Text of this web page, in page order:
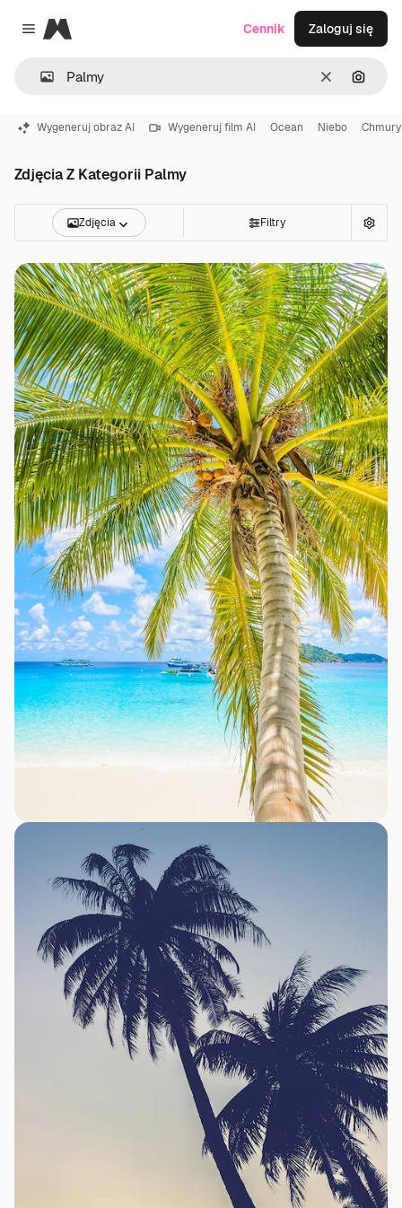
Close menu
Magnific
WyczyśćSzukaj
Cennik Zaloguj się
Wygeneruj obraz AI Wygeneruj film AI Ocean Niebo Chmury
Zdjęcia Z Kategorii Palmy
Zdjęcia Filtry